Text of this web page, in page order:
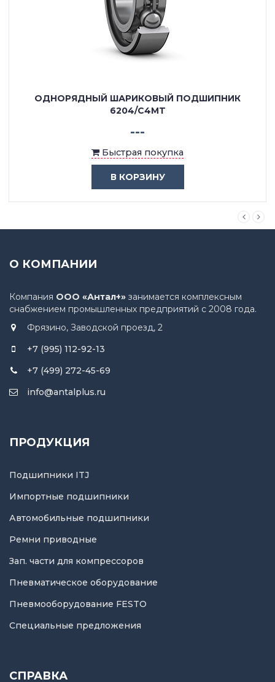
ОДНОРЯДНЫЙ ШАРИКОВЫЙ ПОДШИПНИК
6204/C4MT
---
Быстрая покупка
В КОРЗИНУ
О КОМПАНИИ
Компания ООО «Антал+» занимается комплексным
снабжением промышленных предприятий с 2008 года.
Фрязино, Заводской проезд, 2
+7 (995) 112-92-13
+7 (499) 272-45-69
info@antalplus.ru
ПРОДУКЦИЯ
Подшипники ITJ
Импортные подшипники
Автомобильные подшипники
Ремни приводные
Зап. части для компрессоров
Пневматическое оборудование
Пневмооборудование FESTO
Специальные предложения
СПРАВКА